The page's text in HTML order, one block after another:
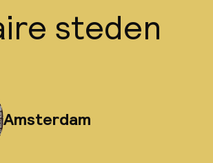
steden
Amsterdam